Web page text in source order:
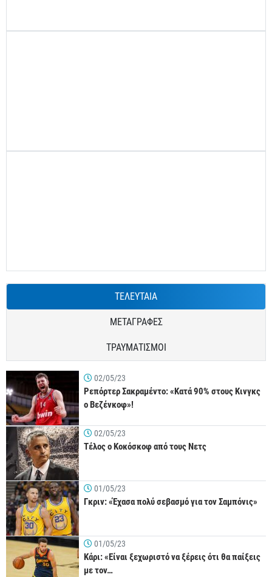
ΤΕΛΕΥΤΑΙΑ
ΜΕΤΑΓΡΑΦΕΣ
ΤΡΑΥΜΑΤΙΣΜΟΙ
02/05/23
Ρεπόρτερ Σακραμέντο: «Κατά 90% στους Κινγκς
ο Βεζένκοφ»!
02/05/23
Τέλος ο Κοκόσκοφ από τους Νετς
01/05/23
Γκριν: «Έχασα πολύ σεβασμό για τον Σαμπόνις»
01/05/23
Κάρι: «Είναι ξεχωριστό να ξέρεις ότι θα παίξεις
με τον…